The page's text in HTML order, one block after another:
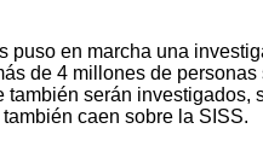
puso en marcha una
de 4 millones de
serán
caen sobre la SISS.